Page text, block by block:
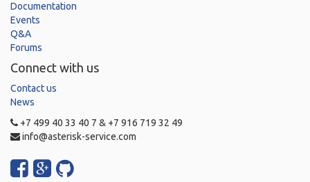
Documentation
Events
Q&A
Forums
Connect with us
Contact us
News
+7 499 40 33 40 7 & +7 916 719 32 49
info@asterisk-service.com